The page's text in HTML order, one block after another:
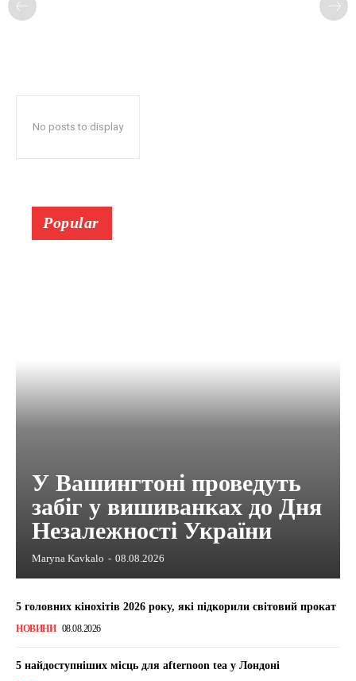
No posts to display
Popular
У Вашингтоні проведуть
забіг у вишиванках до Дня
Незалежності України
Maryna Kavkalo - 08.08.2026
5 головних кінохітів 2026 року, які підкорили світовий прокат
НОВИНИ 08.08.2026
5 найдоступніших місць для afternoon tea у Лондоні